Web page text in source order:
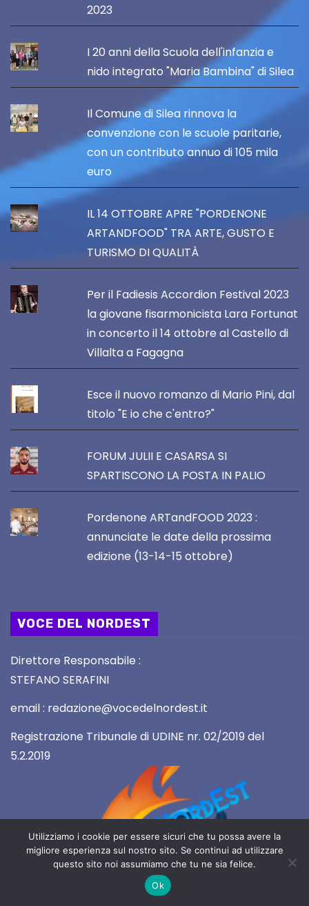
2023
I 20 anni della Scuola dell'infanzia e
nido integrato "Maria Bambina" di Silea
Il Comune di Silea rinnova la
convenzione con le scuole paritarie,
con un contributo annuo di 105 mila
euro
IL 14 OTTOBRE APRE "PORDENONE
ARTANDFOOD" TRA ARTE, GUSTO E
TURISMO DI QUALITÀ
Per il Fadiesis Accordion Festival 2023
la giovane fisarmonicista Lara Fortunat
in concerto il 14 ottobre al Castello di
Villalta a Fagagna
Esce il nuovo romanzo di Mario Pini, dal
titolo "E io che c'entro?"
FORUM JULII E CASARSA SI
SPARTISCONO LA POSTA IN PALIO
Pordenone ARTandFOOD 2023 :
annunciate le date della prossima
edizione (13-14-15 ottobre)
VOCE DEL NORDEST
Direttore Responsabile :
STEFANO SERAFINI
email : redazione@vocedelnordest.it
Registrazione Tribunale di UDINE nr. 02/2019 del
5.2.2019
Utilizziamo i cookie per essere sicuri che tu possa avere la
migliore esperienza sul nostro sito. Se continui ad utilizzare
questo sito noi assumiamo che tu ne sia felice.
Ok